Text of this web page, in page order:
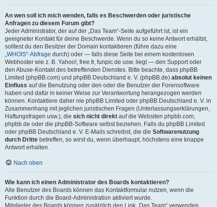
An wen soll ich mich wenden, falls es Beschwerden oder juristische
Anfragen zu diesem Forum gibt?
Jeder Administrator, der auf der „Das Team“-Seite aufgeführt ist, ist ein
geeigneter Kontakt für deine Beschwerde. Wenn du so keine Antwort erhältst,
solltest du den Besitzer der Domain kontaktieren (führe dazu eine
„WHOIS“-Abfrage durch) oder — falls diese Seite bei einem kostenlosen
Webhoster wie z. B. Yahoo!, free.fr, funpic.de usw. liegt — den Support oder
den Abuse-Kontakt des betreffenden Dienstes. Bitte beachte, dass phpBB
Limited (phpBB.com) und phpBB Deutschland e. V. (phpBB.de) absolut keinen
Einfluss auf die Benutzung oder den oder die Benutzer der Forensoftware
haben und dafür in keiner Weise zur Verantwortung herangezogen werden
können. Kontaktiere daher nie phpBB Limited oder phpBB Deutschland e. V. in
Zusammenhang mit jeglichen juristischen Fragen (Unterlassungserklärungen,
Haftungsfragen usw.), die sich nicht direkt auf die Websiten phpbb.com,
phpbb.de oder die phpBB-Software selbst beziehen. Falls du phpBB Limited
oder phpBB Deutschland e. V. E-Mails schreibst, die die Softwarenutzung
durch Dritte betreffen, so wirst du, wenn überhaupt, höchstens eine knappe
Antwort erhalten.
Nach oben
Wie kann ich einen Administrator des Boards kontaktieren?
Alle Benutzer des Boards können das Kontaktformular nutzen, wenn die
Funktion durch die Board-Administration aktiviert wurde.
Mitglieder des Boards können zusätzlich den Link „Das Team“ verwenden.